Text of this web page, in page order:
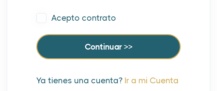
Acepto contrato
Ya tienes una cuenta? Ir a mi Cuenta